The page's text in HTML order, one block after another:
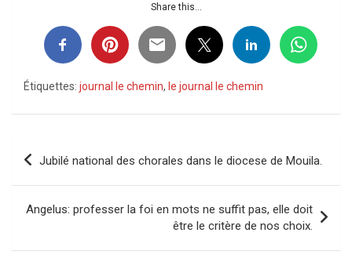
Share this...
Étiquettes: journal le chemin, le journal le chemin
Navigation
de
Jubilé national des chorales dans le diocese de Mouila.
Angelus: professer la foi en mots ne suffit pas, elle doit
être le critère de nos choix.